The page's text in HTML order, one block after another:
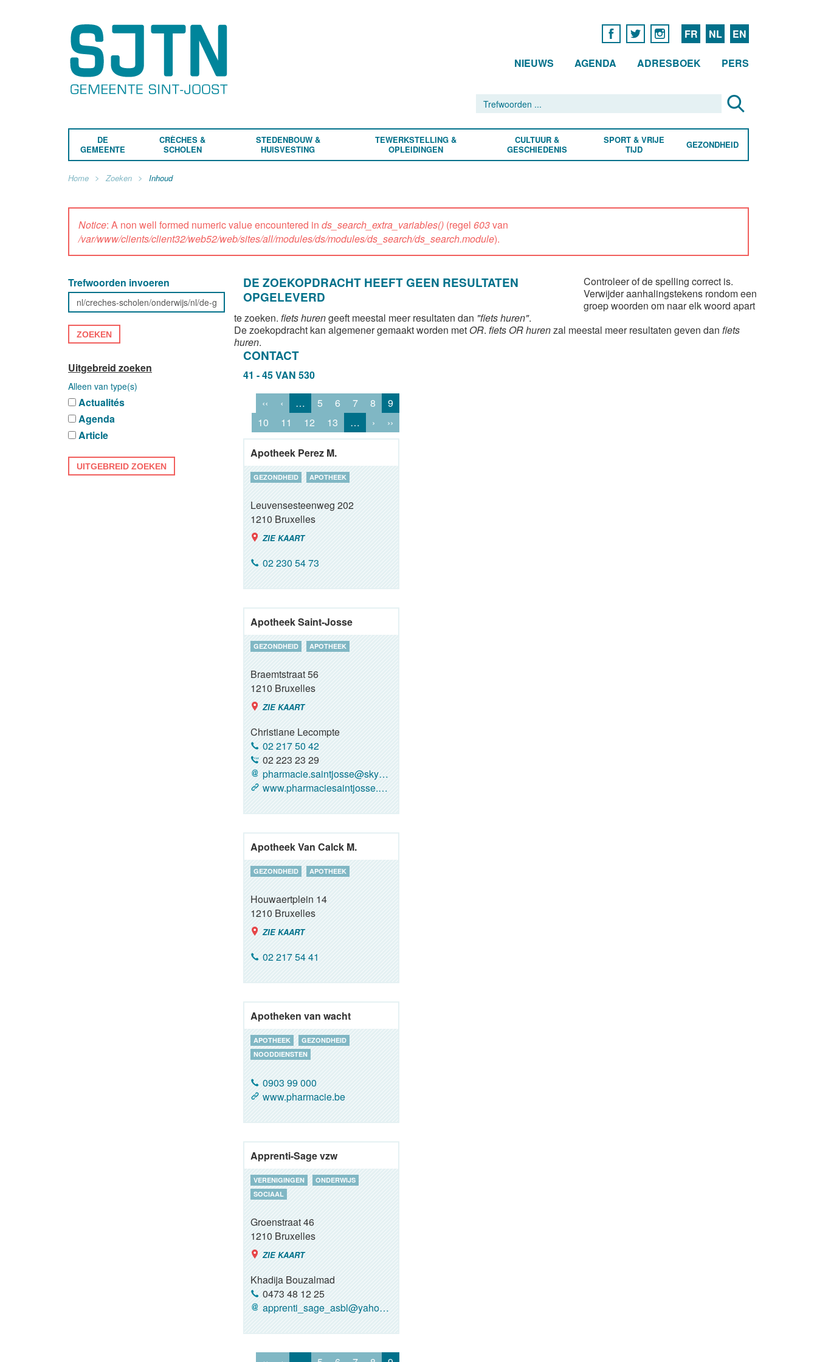
FR NL EN
NIEUWS AGENDA ADRESBOEK PERS
DE
GEMEENTE
CRÈCHES &
SCHOLEN
STEDENBOUW &
HUISVESTING
TEWERKSTELLING &
OPLEIDINGEN
CULTUUR &
GESCHIEDENIS
SPORT & VRIJE
TIJD
GEZONDHEID
Home Zoeken Inhoud
Notice: A non well formed numeric value encountered in ds_search_extra_variables() (regel 603van
/var/www/clients/client32/web52/web/sites/all/modules/ds/modules/ds_search/ds_search.module).
Trefwoorden invoeren
ZOEKEN
Uitgebreid zoeken
Alleen van type(s)
Actualités
Agenda
Article
UITGEBREID ZOEKEN
DE ZOEKOPDRACHT HEEFT GEEN RESULTATEN
OPGELEVERD
Controleer of de spelling correct is.
Verwijder aanhalingstekens rondom een
groep woorden om naar elk woord apart
te zoeken. fiets hurengeeft meestal meer resultaten dan "fiets huren".
De zoekopdracht kan algemener gemaakt worden met OR. fiets OR hurenzal meestal meer resultaten geven dan fiets
huren.
CONTACT
41 - 45 VAN 530
‹‹
‹ … 5 6 7 8
9
10
11 12 13 … › ››
Apotheek Perez M.
GEZONDHEID APOTHEEK
Leuvensesteenweg 202
1210Bruxelles
ZIE KAART
02 230 54 73
Apotheek Saint-Josse
GEZONDHEID APOTHEEK
Braemtstraat 56
1210Bruxelles
ZIE KAART
Christiane Lecompte
02 217 50 42
02 223 23 29
pharmacie.saintjosse@skynet.be
www.pharmaciesaintjosse.com
Apotheek Van Calck M.
GEZONDHEID APOTHEEK
Houwaertplein 14
1210Bruxelles
ZIE KAART
02 217 54 41
Apotheken van wacht
APOTHEEK
GEZONDHEID
NOODDIENSTEN
0903 99 000
www.pharmacie.be
Apprenti-Sage vzw
VERENIGINGEN
ONDERWIJS
SOCIAAL
Groenstraat 46
1210Bruxelles
ZIE KAART
Khadija Bouzalmad
0473 48 12 25
apprenti_sage_asbl@yahoo.fr